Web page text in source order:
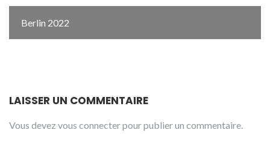
Berlin 2022
LAISSER UN COMMENTAIRE
Vous devez vous connecterpour publier un commentaire.